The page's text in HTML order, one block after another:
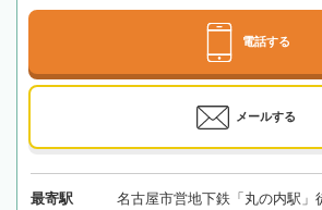
電話する
メールする
最寄駅 名古屋市営地下鉄「丸の内駅」